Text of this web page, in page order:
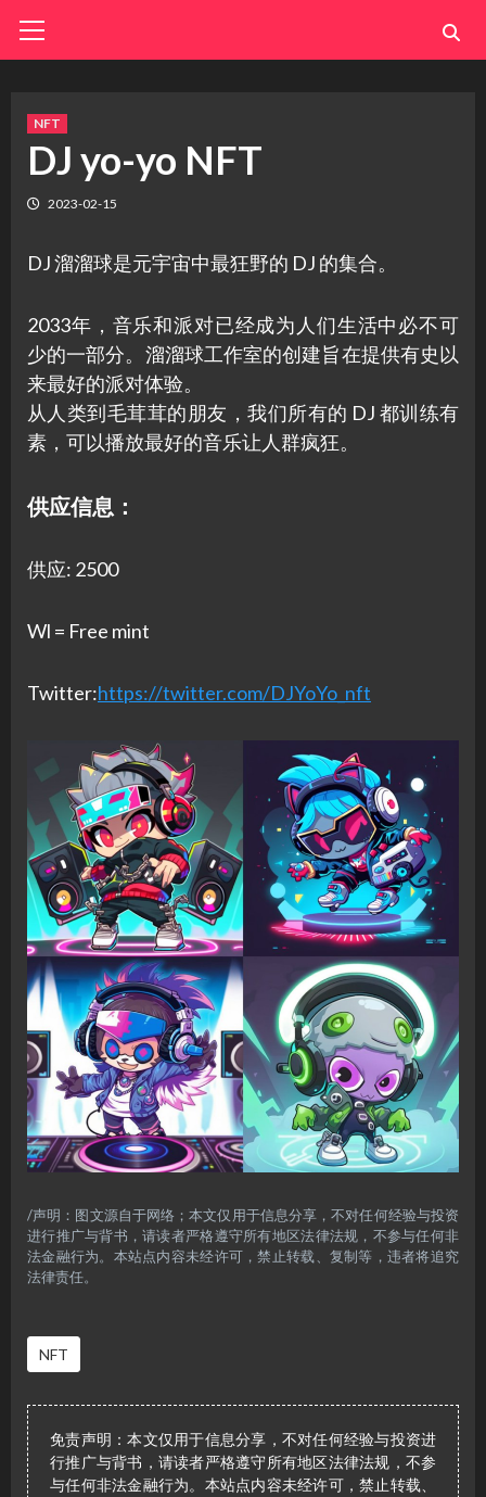
Menu
NFT
DJ yo-yo NFT
2023-02-15
DJ 溜溜球是元宇宙中最狂野的 DJ 的集合。
2033年，音乐和派对已经成为人们生活中必不可
少的一部分。溜溜球工作室的创建旨在提供有史以
来最好的派对体验。
从人类到毛茸茸的朋友，我们所有的 DJ 都训练有
素，可以播放最好的音乐让人群疯狂。
供应信息：
供应: 2500
Wl = Free mint
Twitter:https://twitter.com/DJYoYo_nft
/声明：图文源自于网络；本文仅用于信息分享，不对任何经验与投资
进行推广与背书，请读者严格遵守所有地区法律法规，不参与任何非
法金融行为。本站点内容未经许可，禁止转载、复制等，违者将追究
法律责任。
NFT
免责声明：本文仅用于信息分享，不对任何经验与投资进
行推广与背书，请读者严格遵守所有地区法律法规，不参
与任何非法金融行为。本站点内容未经许可，禁止转载、